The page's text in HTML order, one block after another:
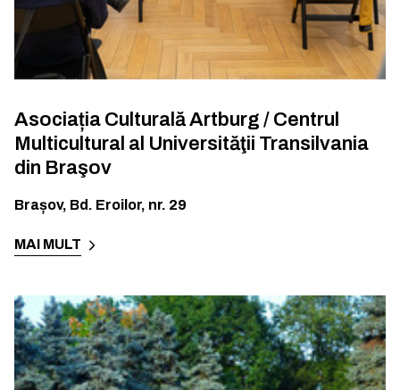
Asociația Culturală Artburg / Centrul
Multicultural al Universităţii Transilvania
din Braşov
Brașov, Bd. Eroilor, nr. 29
MAI MULT